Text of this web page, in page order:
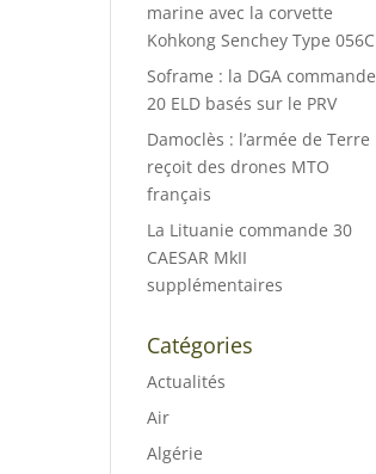
marine avec la corvette
Kohkong Senchey Type 056C
Soframe : la DGA commande
20 ELD basés sur le PRV
Damoclès : l’armée de Terre
reçoit des drones MTO
français
La Lituanie commande 30
CAESAR MkII
supplémentaires
Catégories
Actualités
Air
Algérie